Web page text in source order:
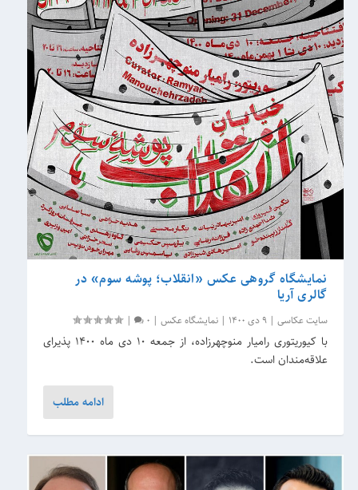
نمایشگاه گروهی عکس «انقلاب؛ پوشه سوم» در
گالری آریا
سایت عکاسی |9 دی 1400 |نمایشگاه عکس |
0
|
با کیوریتوری رامیار منوچهرزاده، از جمعه 10 دی ماه 1400 پذیرای
علاقه‌مندان است.
ادامه مطلب